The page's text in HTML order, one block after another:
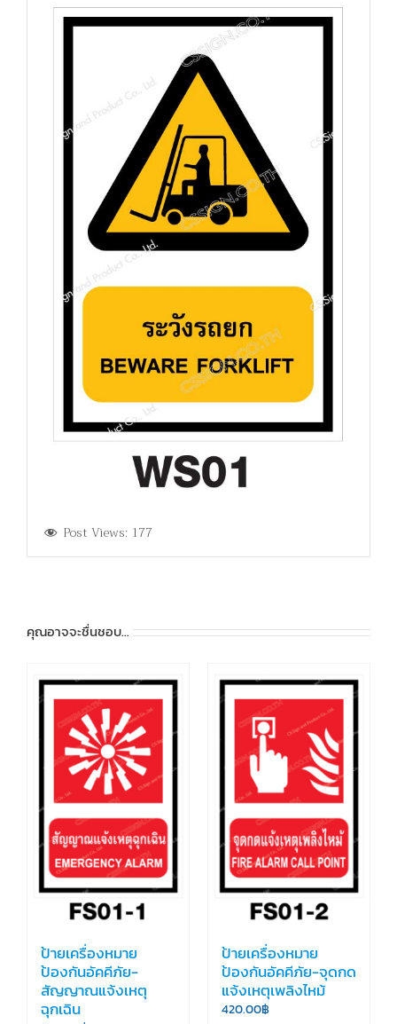
Post Views: 177
คุณอาจจะชื่นชอบ…
ป้ายเครื่องหมาย
ป้องกันอัคคีภัย-
สัญญาณแจ้งเหตุ
ฉุกเฉิน
ป้ายเครื่องหมาย
ป้องกันอัคคีภัย-จุดกด
แจ้งเหตุเพลิงไหม้
420.00฿